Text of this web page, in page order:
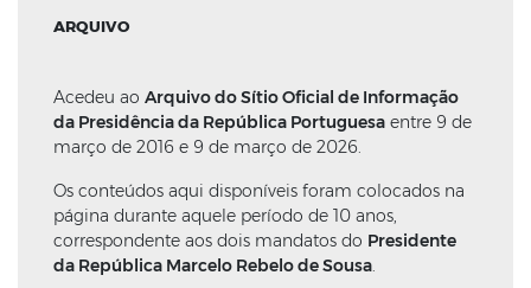
ARQUIVO
Acedeu ao Arquivo do Sítio Oficial de Informação
da Presidência da República Portuguesa entre 9 de
março de 2016 e 9 de março de 2026.
Os conteúdos aqui disponíveis foram colocados na
página durante aquele período de 10 anos,
correspondente aos dois mandatos do Presidente
da República Marcelo Rebelo de Sousa.